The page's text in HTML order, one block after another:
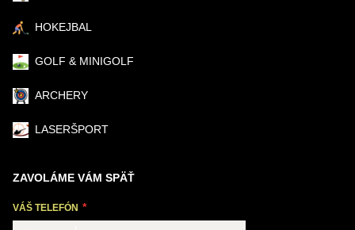
HOKEJBAL
GOLF & MINIGOLF
ARCHERY
LASERŠPORT
ZAVOLÁME VÁM SPÄŤ
VÁŠ TELEFÓN